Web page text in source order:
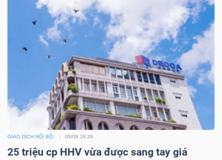
GIAO DỊCH NỘI BỘ 05/08 18:36
25 triệu cp HHV vừa được sang tay giá
Sách